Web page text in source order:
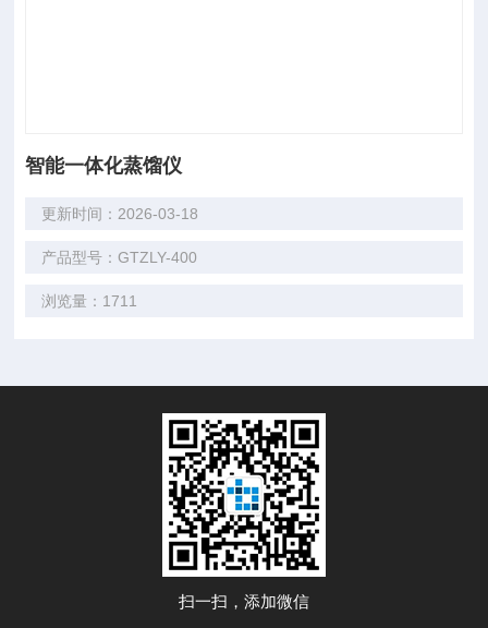
智能一体化蒸馏仪
更新时间：2026-03-18
产品型号：GTZLY-400
浏览量：1711
扫一扫，添加微信